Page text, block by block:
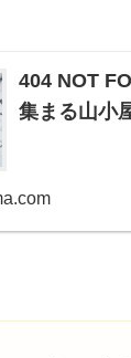
404 NOT
集まる山小